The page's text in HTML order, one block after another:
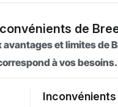
de
et limites de
à vos besoins.
Inconvénients